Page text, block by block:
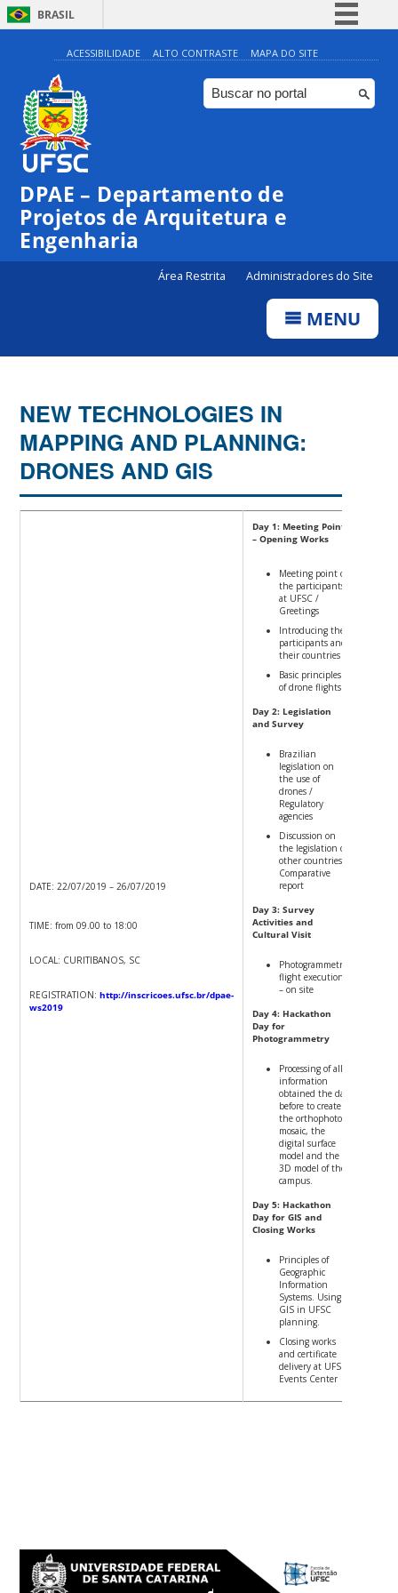
BRASIL
Simplifique!
Comunica BR
Participe
Canais
ACESSIBILIDADE ALTO CONTRASTE MAPA DO SITE
DPAE – Departamento de
Projetos de Arquitetura e
Engenharia
Área Restrita Administradores do Site
MENU
NEW TECHNOLOGIES IN
MAPPING AND PLANNING:
DRONES AND GIS
DATE: 22/07/2019 – 26/07/2019
TIME: from 09.00 to 18:00
LOCAL: CURITIBANOS, SC
REGISTRATION:http://inscricoes.ufsc.br/dpae-
ws2019
Day 1: Meeting Point
– Opening Works
Meeting point of
the participants
at UFSC /
Greetings
Introducing the
participants and
their countries
Basic principles
of drone flights
Day 2: Legislation
and Survey
Brazilian
legislation on
the use of
drones /
Regulatory
agencies
Discussion on
the legislation of
other countries /
Comparative
report
Day 3: Survey
Activities and
Cultural Visit
Photogrammetric
flight execution
– on site
Day 4: Hackathon
Day for
Photogrammetry
Processing of all
information
obtained the day
before to create
the orthophoto
mosaic, the
digital surface
model and the
3D model of the
campus.
Day 5: Hackathon
Day for GIS and
Closing Works
Principles of
Geographic
Information
Systems. Using
GIS in UFSC
planning.
Closing works
and certificate
delivery at UFSC
Events Center